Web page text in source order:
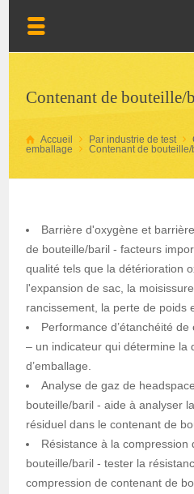
Contenant de bouteille/
Accueil Par industrie de test
emballage
Contenant de bouteille/
Barrière d'oxygène et
de bouteille/baril - facteurs
qualité tels que la détérioration
l'expansion de sac, la
rancissement, la perte de poids
Performance d’étanchéité
– un indicateur qui détermine la
d’emballage.
Analyse de gaz de
bouteille/baril - aide à analyser
résiduel dans le contenant de
Résistance à la compression
bouteille/baril - tester la
compression de contenant de